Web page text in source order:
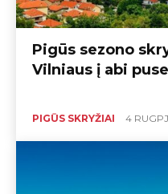
Pigūs sezono
Vilniaus į abi
PIGŪS SKRYŽIAI 4